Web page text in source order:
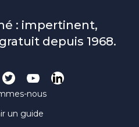
: impertinent,
depuis 1968.
nous
un guide